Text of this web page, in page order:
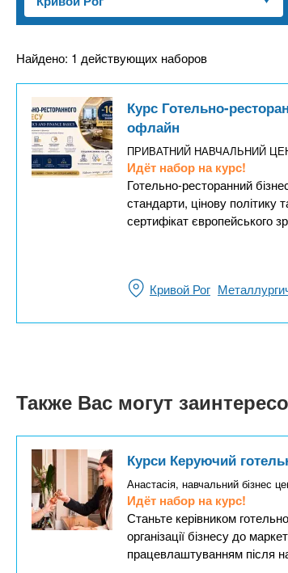
n
t
s
o
х
з
а
в
Найдено: 1 действующих наборов
Курс Готельно-
офлайн
ПРИВАТНИЙ НАВЧАЛЬНИЙ
Идёт набор на курс!
Готельно-ресторанний
стандарти, цінову
сертифікат європейського
Кривой Рог
Также Вас могут
Курси Керуючий
Анастасія, навчальний бізнес
Идёт набор на курс!
Станьте керівником
організації бізнесу до
працевлаштуванням після